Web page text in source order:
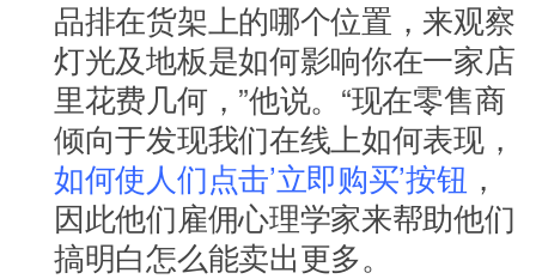
品排在货架上的哪个位置，来观察
灯光及地板是如何影响你在一家店
里花费几何，”他说。“现在零售商
倾向于发现我们在线上如何表现，
如何使人们点击’立即购买’按钮 ，
因此他们雇佣心理学家来帮助他们
搞明白怎么能卖出更多。